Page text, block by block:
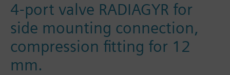
4-port valve RADIAGYR for
side mounting connection,
compression fitting for 12
mm.